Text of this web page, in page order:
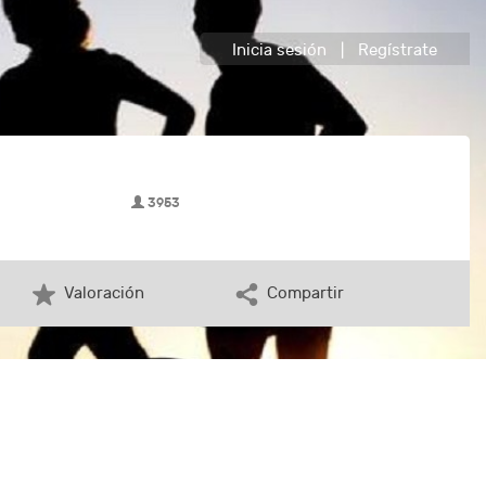
Inicia sesión Regístrate
3953
Valoración Compartir